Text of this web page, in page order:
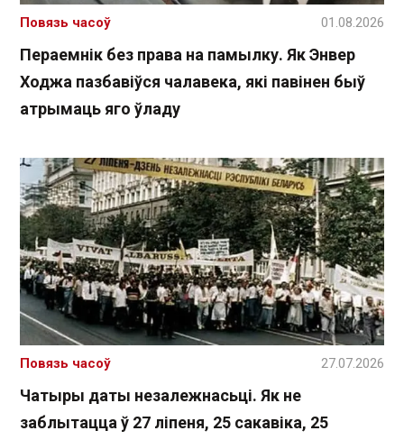
Пераемнік без права на памылку. Як Энвер
Ходжа пазбавіўся чалавека, які павінен быў
атрымаць яго ўладу
Повязь часоў 01.08.2026
Чатыры даты незалежнасьці. Як не
заблытацца ў 27 ліпеня, 25 сакавіка, 25
Повязь часоў 27.07.2026